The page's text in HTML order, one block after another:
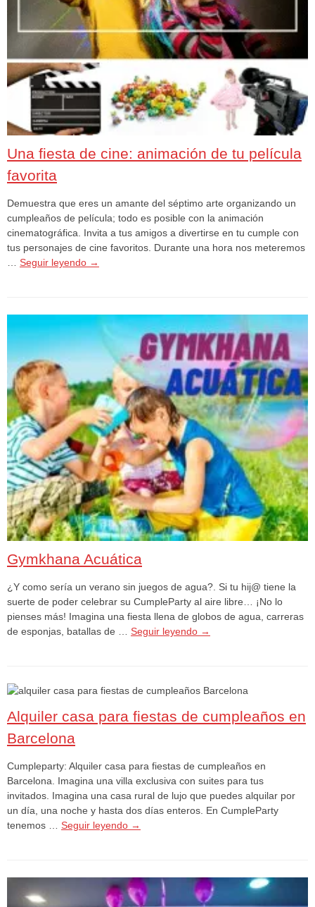
Una fiesta de cine: animación de tu película
favorita
Demuestra que eres un amante del séptimo arte organizando un
cumpleaños de película; todo es posible con la animación
cinematográfica. Invita a tus amigos a divertirse en tu cumple con
tus personajes de cine favoritos. Durante una hora nos meteremos
Seguir leyendo →
Gymkhana Acuática
¿Y como sería un verano sin juegos de agua?. Si tu hij@ tiene la
suerte de poder celebrar su CumpleParty al aire libre… ¡No lo
pienses más! Imagina una fiesta llena de globos de agua, carreras
de esponjas, batallas de … Seguir leyendo →
Alquiler casa para fiestas de cumpleaños en
Barcelona
Cumpleparty: Alquiler casa para fiestas de cumpleaños en
Barcelona. Imagina una villa exclusiva con suites para tus
invitados. Imagina una casa rural de lujo que puedes alquilar por
un día, una noche y hasta dos días enteros. En CumpleParty
tenemos … Seguir leyendo →